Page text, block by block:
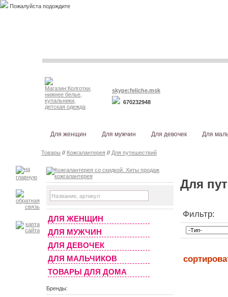
Пожалуйста подождите
skype:feliche.msk
670232948
Для женщин Для мужчин Для девочек Для
Товары // Кожгалантерея // Для путешествий
ДЛЯ ЖЕНЩИН
ДЛЯ МУЖЧИН
ДЛЯ ДЕВОЧЕК
ДЛЯ МАЛЬЧИКОВ
ТОВАРЫ ДЛЯ ДОМА
Бренды:
Для
Фильтр: